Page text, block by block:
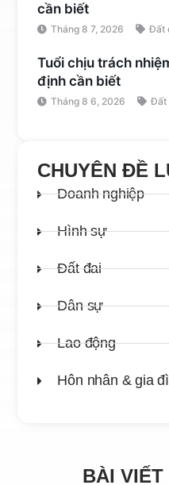
cần biết
Tháng 8 7, 2026 Đất
Tuổi chịu trách
định cần biết
Tháng 8 6, 2026 Đất
CHUYÊN ĐỀ
Doanh nghiệp
Hình sự
Đất đai
Dân sự
Lao động
Hôn nhân & gia
BÀI VIẾT